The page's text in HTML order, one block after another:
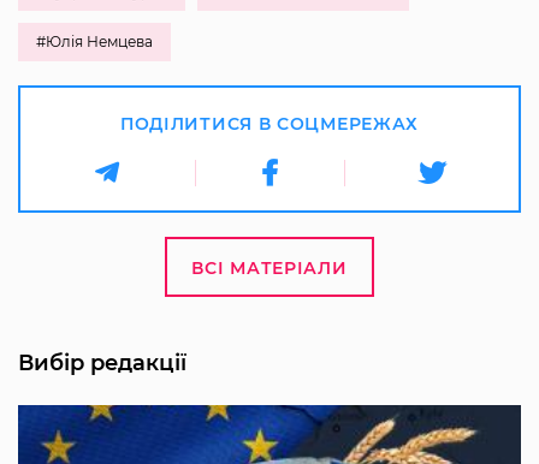
#Юлія Немцева
ПОДІЛИТИСЯ В СОЦМЕРЕЖАХ
ВСІ МАТЕРІАЛИ
Вибір редакції